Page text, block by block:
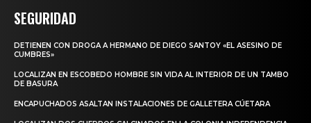
SEGURIDAD
DETIENEN CON DROGA A HERMANO DE DIEGO SANTOY «EL ASESINO DE
CUMBRES»
LOCALIZAN EN ESCOBEDO HOMBRE SIN VIDA AL INTERIOR DE UN TAMBO
DE BASURA
ENCAPUCHADOS ASALTAN INSTALACIONES DE GALLETERA CÚETARA